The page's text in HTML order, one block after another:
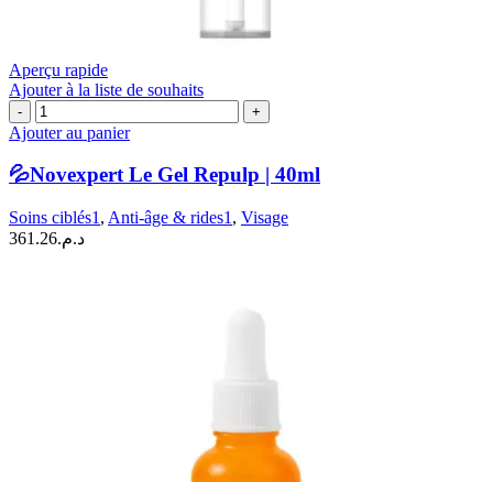
Aperçu rapide
Ajouter à la liste de souhaits
quantité
de
Novexpert
Le
Repulp
|
Ajouter au panier
💦Novexpert Le Gel Repulp | 40ml
Soins ciblés1 , Anti-âge & rides1 , Visage
د.م.361.26